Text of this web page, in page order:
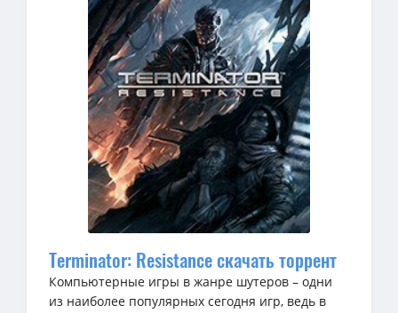
Terminator: Resistance скачать торрент
Компьютерные игры в жанре шутеров – одни
из наиболее популярных сегодня игр, ведь в